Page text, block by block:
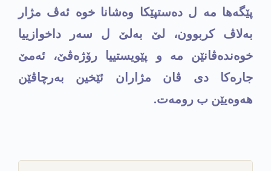
پێگه‌ها مه‌ ل ده‌ستپێكا وه‌شانا خوه‌ ئه‌ڤ مژار
به‌لاڤ كربوون، لێ به‌لێ ل سه‌ر داخوازییا
خوه‌نده‌ڤانێن مه‌ و پێویستییا رۆژه‌ڤێ، ئه‌مێ
جاره‌كا دی ڤان مژاران ئێخین به‌رچاڤێن
هه‌وه‌یێن ب رومه‌ت.